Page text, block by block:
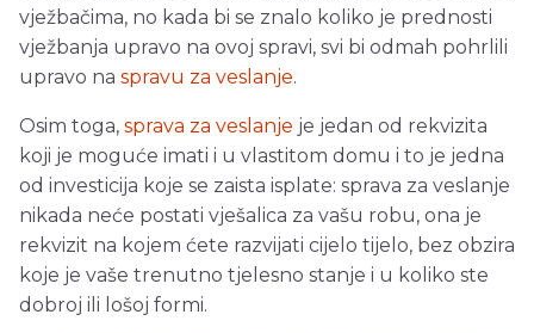
vježbačima, no kada bi se znalo koliko je prednosti
vježbanja upravo na ovoj spravi, svi bi odmah pohrlili
upravo na spravu za veslanje.
Osim toga, sprava za veslanje je jedan od rekvizita
koji je moguće imati i u vlastitom domu i to je jedna
od investicija koje se zaista isplate: sprava za veslanje
nikada neće postati vješalica za vašu robu, ona je
rekvizit na kojem ćete razvijati cijelo tijelo, bez obzira
koje je vaše trenutno tjelesno stanje i u koliko ste
dobroj ili lošoj formi.